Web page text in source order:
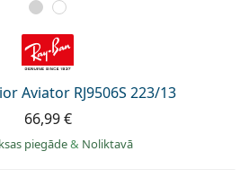
Aviator RJ9506S 223/13
66,99 €
piegāde& Noliktavā